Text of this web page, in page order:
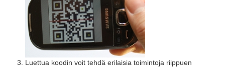
Luettua koodin voit tehdä erilaisia toimintoja riippuen